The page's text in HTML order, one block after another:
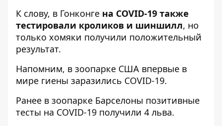
К слову, в Гонконге на COVID-19 также
тестировали кроликов и шиншилл, но
только хомяки получили положительный
результат.
Напомним, в зоопарке США впервые в
мире гиены заразились COVID-19.
Ранее в зоопарке Барселоны позитивные
тесты на COVID-19 получили 4 льва.